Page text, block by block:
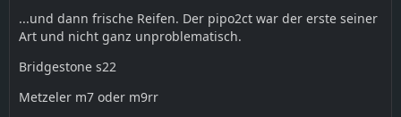
...und dann frische Reifen. Der pipo2ct war der erste seiner
Art und nicht ganz unproblematisch.
Bridgestone s22
Metzeler m7 oder m9rr